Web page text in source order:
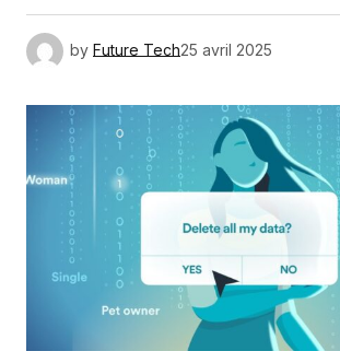
by Future Tech25 avril 2025